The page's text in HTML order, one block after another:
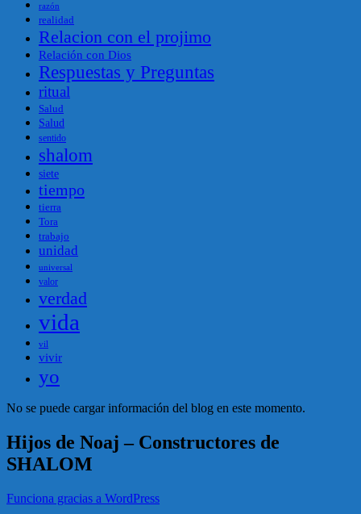
razón
realidad
Relacion con el projimo
Relación con Dios
Respuestas y Preguntas
ritual
Salud
Salud
sentido
shalom
siete
tiempo
tierra
Tora
trabajo
unidad
universal
valor
verdad
vida
vil
vivir
yo
No se puede cargar información del blog en este momento.
Hijos de Noaj – Constructores de
SHALOM
Funciona gracias a WordPress